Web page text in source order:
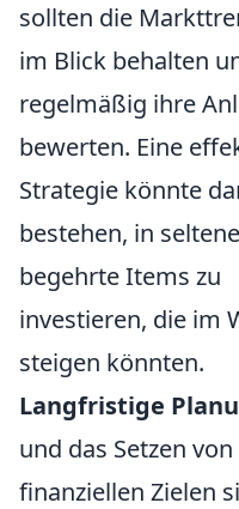
sollten die
im Blick behalten
regelmäßig ihre
bewerten. Eine
Strategie könnte
bestehen, in
begehrte Items zu
investieren, die im
steigen könnten.
Langfristige
und das Setzen von
finanziellen Zielen